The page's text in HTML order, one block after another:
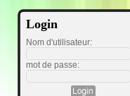
Login
Nom d'utilisateur:
mot de passe: